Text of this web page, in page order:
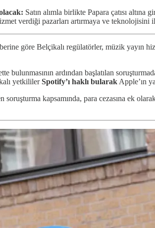
Satın alımla birlikte Papara çatısı
verdiği pazarları artırmaya ve teknolojisini
göre Belçikalı regülatörler, müzik yayın
bulunmasının ardından başlatılan
yetkililerSpotify’ı haklı bularak Apple’ın
kapsamında, para cezasına ek